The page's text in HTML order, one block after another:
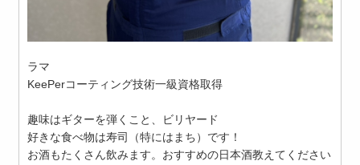
ラマ
KeePerコーティング技術一級資格取得
趣味はギターを弾くこと、ビリヤード
好きな食べ物は寿司（特にはまち）です！
お酒もたくさん飲みます。おすすめの日本酒教えてください